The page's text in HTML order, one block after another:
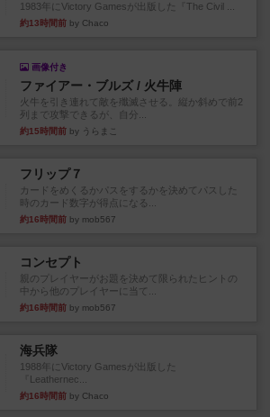
1983年にVictory Gamesが出版した『The Civil ...
約13時間前 by Chaco
画像付き
ファイアー・ブルズ / 火牛陣
火牛を引き連れて敵を殲滅させる。縦か斜めで前2
列まで攻撃できるが、自分...
約15時間前 by うらまこ
フリップ７
カードをめくるかパスをするかを決めてパスした
時のカード数字が得点になる...
約16時間前 by mob567
コンセプト
親のプレイヤーがお題を決めて限られたヒントの
中から他のプレイヤーに当て...
約16時間前 by mob567
海兵隊
1988年にVictory Gamesが出版した
『Leathernec...
約16時間前 by Chaco